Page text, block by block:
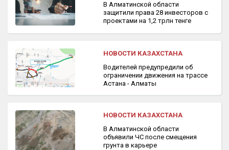
В Алматинской области
защитили права 28 инвесторов с
проектами на 1,2 трлн тенге
НОВОСТИ КАЗАХСТАНА
Водителей предупредили об
ограничении движения на трассе
Астана - Алматы
НОВОСТИ КАЗАХСТАНА
В Алматинской области
объявили ЧС после смещения
грунта в карьере